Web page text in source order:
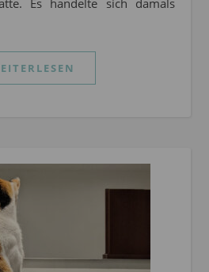
Es handelte sich damals